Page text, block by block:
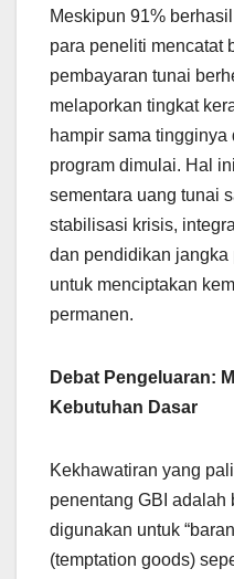
Meskipun 91%
para peneliti mencatat
pembayaran tunai
melaporkan tingkat
hampir sama
program dimulai. Hal
sementara uang tunai
stabilisasi krisis,
dan pendidikan
untuk menciptakan
permanen.
Debat Pengeluaran:
Kebutuhan Dasar
Kekhawatiran yang
penentang GBI adalah
digunakan untuk
(temptation goods)